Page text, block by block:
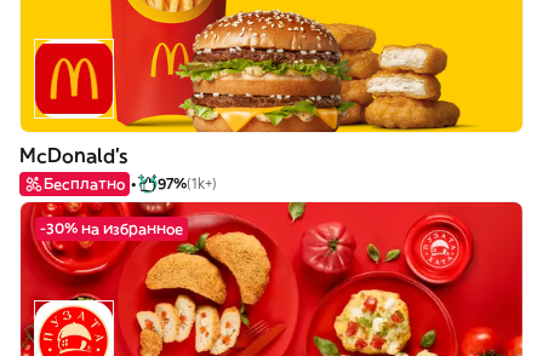
McDonald's
Бесплатно 97%(1k+)
-30% на избранное